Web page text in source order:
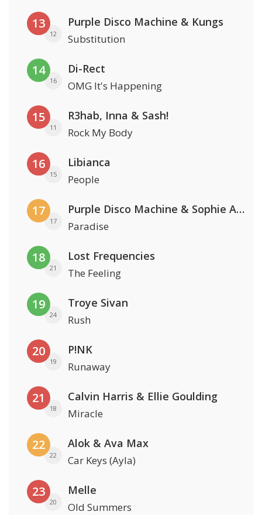
13
12
Purple Disco Machine & Kungs
Substitution
14
16
Di-Rect
OMG It's Happening
15
11
R3hab, Inna & Sash!
Rock My Body
16
15
Libianca
People
17
17
Purple Disco Machine & Sophie And The Giants
Paradise
18
21
Lost Frequencies
The Feeling
19
24
Troye Sivan
Rush
20
19
P!NK
Runaway
21
18
Calvin Harris & Ellie Goulding
Miracle
22
22
Alok & Ava Max
Car Keys (Ayla)
23
20
Melle
Old Summers